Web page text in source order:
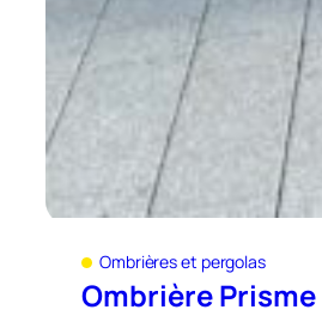
Ombrières et pergolas
Ombrière Prisme